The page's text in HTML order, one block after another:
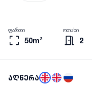
50m²
ფართი
2
ოთახი
აღწერა